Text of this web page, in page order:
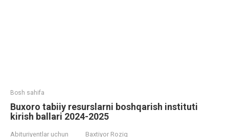
Bosh sahifa
Buxoro tabiiy resurslarni boshqarish instituti
kirish ballari 2024-2025
Abituriyentlar uchun Baxtiyor Roziq